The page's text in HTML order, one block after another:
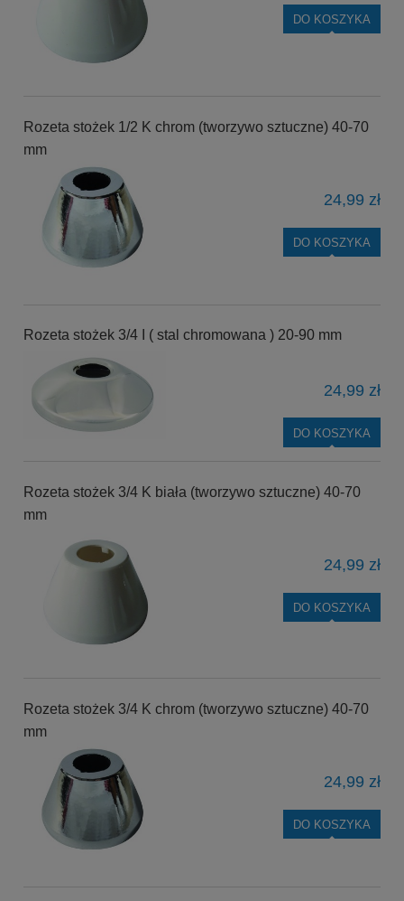
DO KOSZYKA
Rozeta stożek 1/2 K chrom (tworzywo sztuczne) 40-70
mm
24,99 zł
DO KOSZYKA
Rozeta stożek 3/4 I ( stal chromowana ) 20-90 mm
24,99 zł
DO KOSZYKA
Rozeta stożek 3/4 K biała (tworzywo sztuczne) 40-70
mm
24,99 zł
DO KOSZYKA
Rozeta stożek 3/4 K chrom (tworzywo sztuczne) 40-70
mm
24,99 zł
DO KOSZYKA